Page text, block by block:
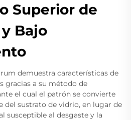
Superior de
Bajo
demuestra características de
gracias a su método de
el cual el patrón se convierte
del sustrato de vidrio, en lugar de
susceptible al desgaste y la